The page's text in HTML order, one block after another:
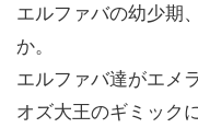
エルファバの幼少期
か。
エルファバ達がエメ
オズ大王のギミック